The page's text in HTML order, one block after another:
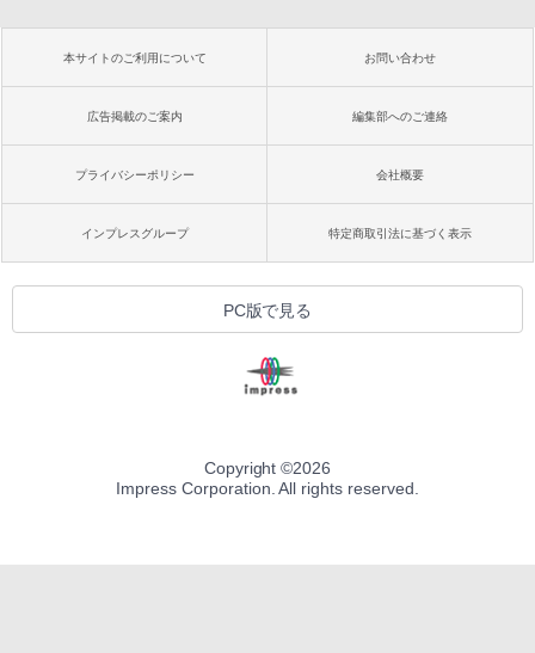
本サイトのご利用について お問い合わせ
広告掲載のご案内 編集部へのご連絡
プライバシーポリシー 会社概要
インプレスグループ 特定商取引法に基づく表示
PC版で見る
Copyright ©2026
Impress Corporation. All rights reserved.